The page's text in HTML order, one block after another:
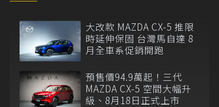
大改款 MAZDA CX-5 推限
時延伸保固 台灣馬自達 8
月全車系促銷開跑
預售價94.9萬起！三代
MAZDA CX-5 空間大幅升
級、8月18日正式上市